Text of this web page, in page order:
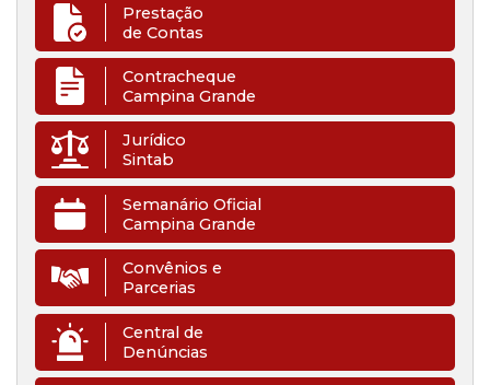
Prestação
de Contas
Contracheque
Campina Grande
Jurídico
Sintab
Semanário Oficial
Campina Grande
Convênios e
Parcerias
Central de
Denúncias